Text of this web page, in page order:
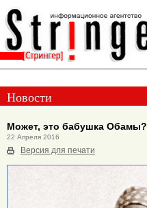
Новости
Может, это бабушка Обамы?
22 Апреля 2016
Версия для печати